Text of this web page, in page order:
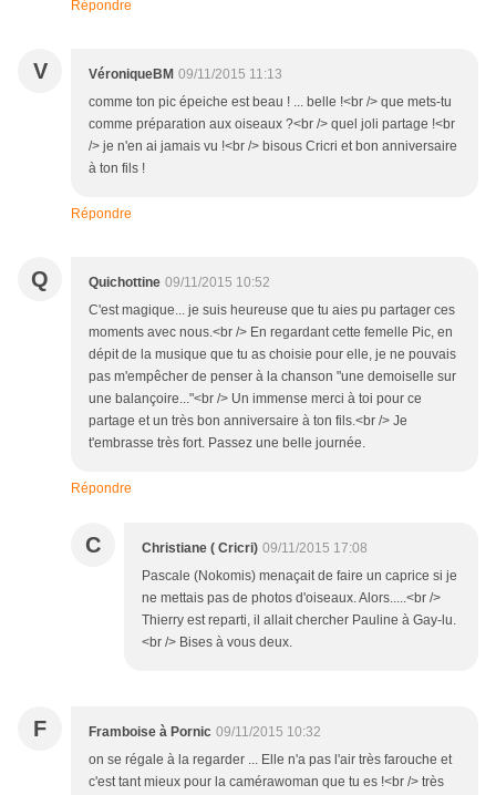
Répondre
V VéroniqueBM 09/11/2015 11:13
comme ton pic épeiche est beau ! ... belle !<br /> que mets-tu
comme préparation aux oiseaux ?<br /> quel joli partage !<br
/> je n'en ai jamais vu !<br /> bisous Cricri et bon anniversaire
à ton fils !
Répondre
Q Quichottine 09/11/2015 10:52
C'est magique... je suis heureuse que tu aies pu partager ces
moments avec nous.<br /> En regardant cette femelle Pic, en
dépit de la musique que tu as choisie pour elle, je ne pouvais
pas m'empêcher de penser à la chanson "une demoiselle sur
une balançoire..."<br /> Un immense merci à toi pour ce
partage et un très bon anniversaire à ton fils.<br /> Je
t'embrasse très fort. Passez une belle journée.
Répondre
C Christiane ( Cricri) 09/11/2015 17:08
Pascale (Nokomis) menaçait de faire un caprice si je
ne mettais pas de photos d'oiseaux. Alors.....<br />
Thierry est reparti, il allait chercher Pauline à Gay-lu.
<br /> Bises à vous deux.
F Framboise à Pornic 09/11/2015 10:32
on se régale à la regarder ... Elle n'a pas l'air très farouche et
c'est tant mieux pour la camérawoman que tu es !<br /> très